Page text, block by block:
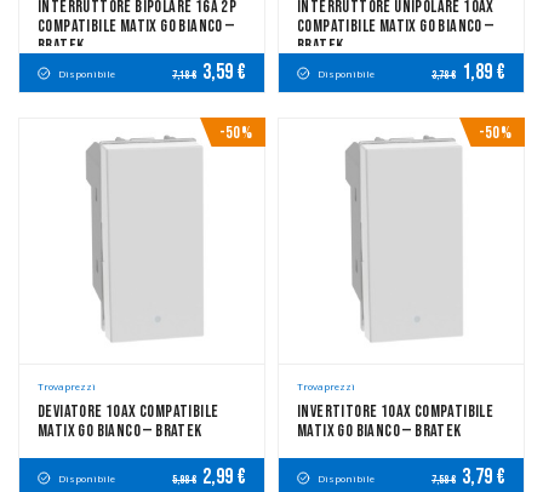
Interruttore Bipolare 16A 2P
Compatibile Matix Go Bianco —
Bratek
Disponibile 7,18 € 3,59 €
Interruttore Unipolare 10AX
Compatibile Matix Go Bianco —
Bratek
Disponibile 3,78 € 1,89 €
Trovaprezzi
Deviatore 10AX Compatibile
Matix Go Bianco — Bratek
Disponibile 5,98 €
-50%
2,99 €
Trovaprezzi
Invertitore 10AX Compatibile
Matix Go Bianco — Bratek
Disponibile 7,58 €
-50%
3,79 €